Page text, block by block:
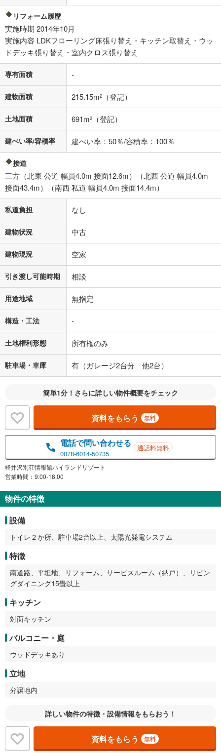
0円
年2回払いを想定しています。毎月の返済額に加えて、ボー
ナス時の増額分（1回分）を入力してください。
ボーナス払いの限度額は金融機関によって異なります。
閉じる
月々の返済額 38,937
「金利」については、ご利用を予定されている金融機関等にご確認の
る値は、実際の金融機関等における貸出金利とは何ら関係がなく、実際
の金融機関等における貸出金利を何ら保証するものではありません。返
済方法「元利均等返済」にて算出しております。入力された金利を35年
その他月額費用や、初期費用がかかります。ご注意ください。実際にお
借り入れの際は各金融機関等に、必ずご自身でご確認をお願いいたしま
す。
条件によってお借り入れができないことがあります。
不動産会社に購入相談をする
リフォーム履歴
実施時期 2014年10月
実施内容 LDKフローリング床張り替え・キッチン取替え・ウッ
ドデッキ張り替え・室内クロス張り替え
専有面積 -
建物面積 215.15m2 （登記）
土地面積 691m2 （登記）
建ぺい率/容積率 建ぺい率：50％/容積率：100％
接道
三方（北東 公道 幅員4.0m 接面12.6m）（北西 公道 幅員4.0m
接面43.4m）（南西 私道 幅員4.0m 接面14.4m）
私道負担 なし
建物状況 中古
建物現況 空家
引き渡し可能時期 相談
用途地域 無指定
構造・工法 -
土地権利形態 所有権のみ
駐車場・車庫 有（ガレージ2台分 他2台）
簡単1分！さらに詳しい物件概要をチェック
資料をもらう 無料
電話で問い合わせる
0078-6014-50735
通話料無料
軽井沢別荘情報館ハイランドリゾート
営業時間：9:00-18:00
物件の特徴
設備
トイレ２か所、駐車場2台以上、太陽光発電システム
特徴
南道路、平坦地、リフォーム、サービスルーム（納戸）、リビン
グダイニング15畳以上
キッチン
対面キッチン
バルコニー・庭
ウッドデッキあり
立地
分譲地内
詳しい物件の特徴・設備情報をもらおう！
資料をもらう 無料